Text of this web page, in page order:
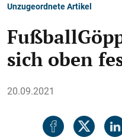
Unzugeordnete Artikel
sich oben
20.09.2021